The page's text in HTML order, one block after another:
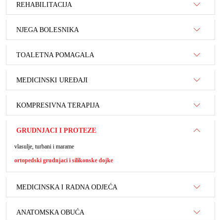
REHABILITACIJA
NJEGA BOLESNIKA
TOALETNA POMAGALA
MEDICINSKI UREĐAJI
KOMPRESIVNA TERAPIJA
GRUDNJACI I PROTEZE
vlasulje, turbani i marame
ortopedski grudnjaci i silikonske dojke
MEDICINSKA I RADNA ODJEĆA
ANATOMSKA OBUĆA